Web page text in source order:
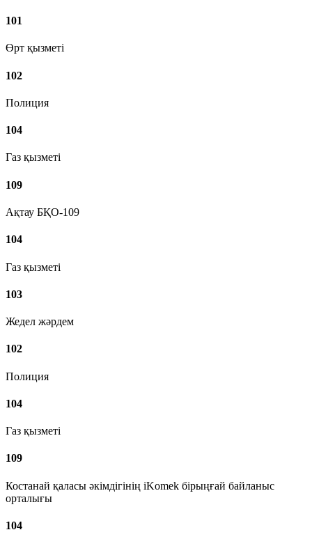
101
Өрт қызметі
102
Полиция
104
Газ қызметі
109
Ақтау БҚО-109
104
Газ қызметі
103
Жедел жәрдем
102
Полиция
104
Газ қызметі
109
Костанай қаласы әкімдігінің iKomek бірыңғай байланыс
орталығы
104